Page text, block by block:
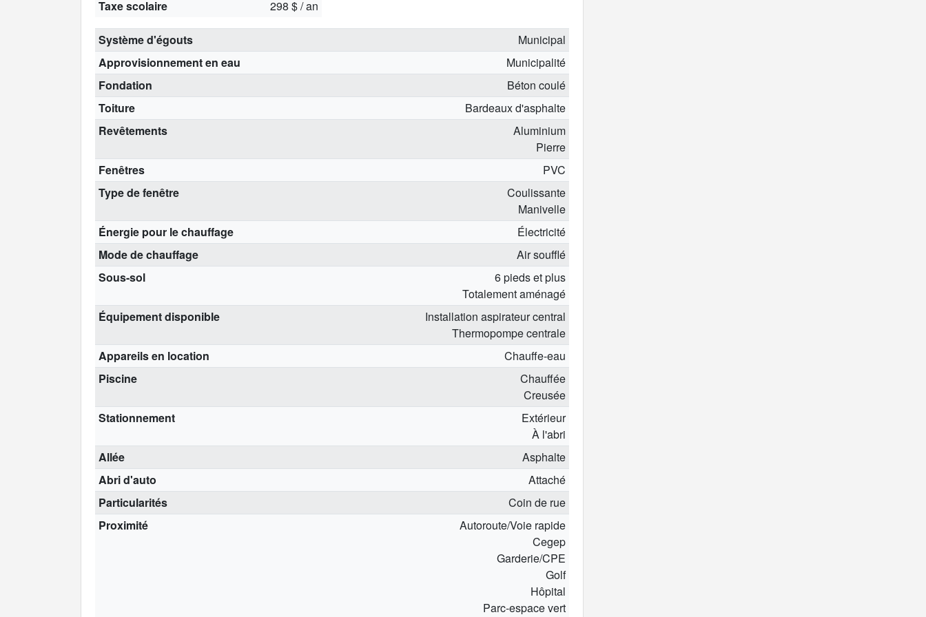
Taxe scolaire 298 $ / an
Système d'égouts
Municipal
Approvisionnement en eau
Municipalité
Fondation
Béton coulé
Toiture
Bardeaux d'asphalte
Revêtements
Aluminium
Pierre
Fenêtres
PVC
Type de fenêtre
Coulissante
Manivelle
Énergie pour le chauffage
Électricité
Mode de chauffage
Air soufflé
Sous-sol
6 pieds et plus
Totalement aménagé
Équipement disponible
Installation aspirateur central
Thermopompe centrale
Appareils en location
Chauffe-eau
Piscine
Chauffée
Creusée
Stationnement
Extérieur
À l'abri
Allée
Asphalte
Abri d'auto
Attaché
Particularités
Coin de rue
Proximité
Autoroute/Voie rapide
Cegep
Garderie/CPE
Golf
Hôpital
Parc-espace vert